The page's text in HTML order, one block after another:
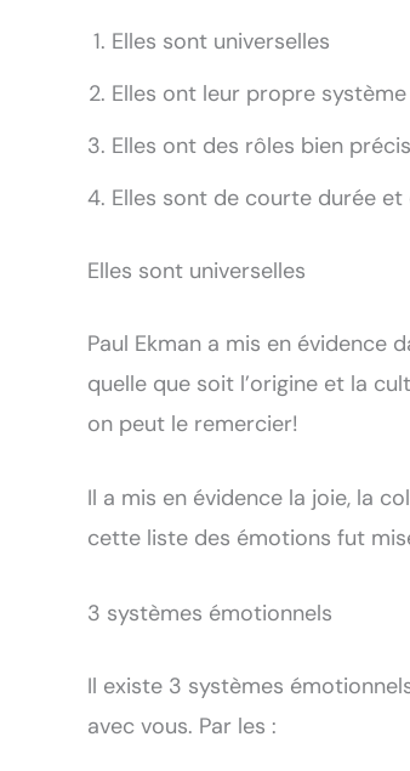
Elles sont universelles
Elles ont leur propre
Elles ont des rôles bien précis
Elles sont de courte durée
Elles sont universelles
Paul Ekman a mis en évidence
quelle que soit l’origine et la
on peut le remercier!
Il a mis en évidence la joie, la
cette liste des émotions fut
3 systèmes émotionnels
Il existe 3 systèmes
avec vous. Par les :